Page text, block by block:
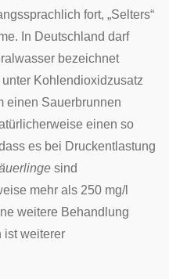
fort, „Selters“
In Deutschland darf
bezeichnet
Kohlendioxidzusatz
einen Sauerbrunnen
einen so
es bei Druckentlastung
sind
mehr als 250 mg/l
weitere Behandlung
ist weiterer